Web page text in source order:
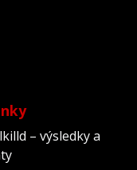
– výsledky a